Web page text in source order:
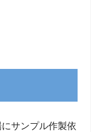
サンプル作製依